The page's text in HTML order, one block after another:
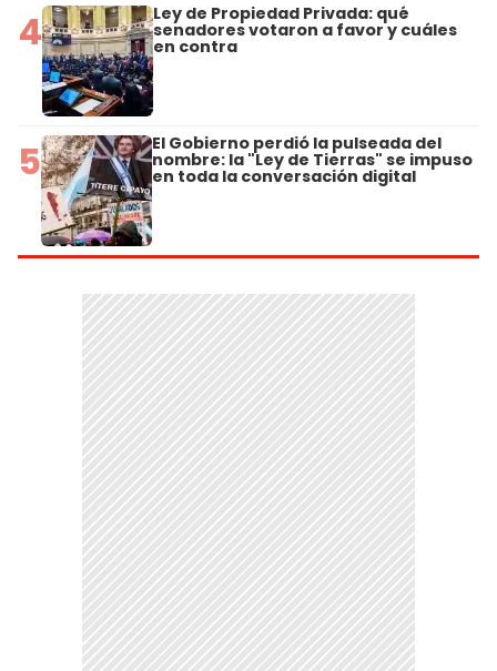
4 Ley de Propiedad Privada: qué
senadores votaron a favor y cuáles
en contra
5 El Gobierno perdió la pulseada del
nombre: la "Ley de Tierras" se impuso
en toda la conversación digital